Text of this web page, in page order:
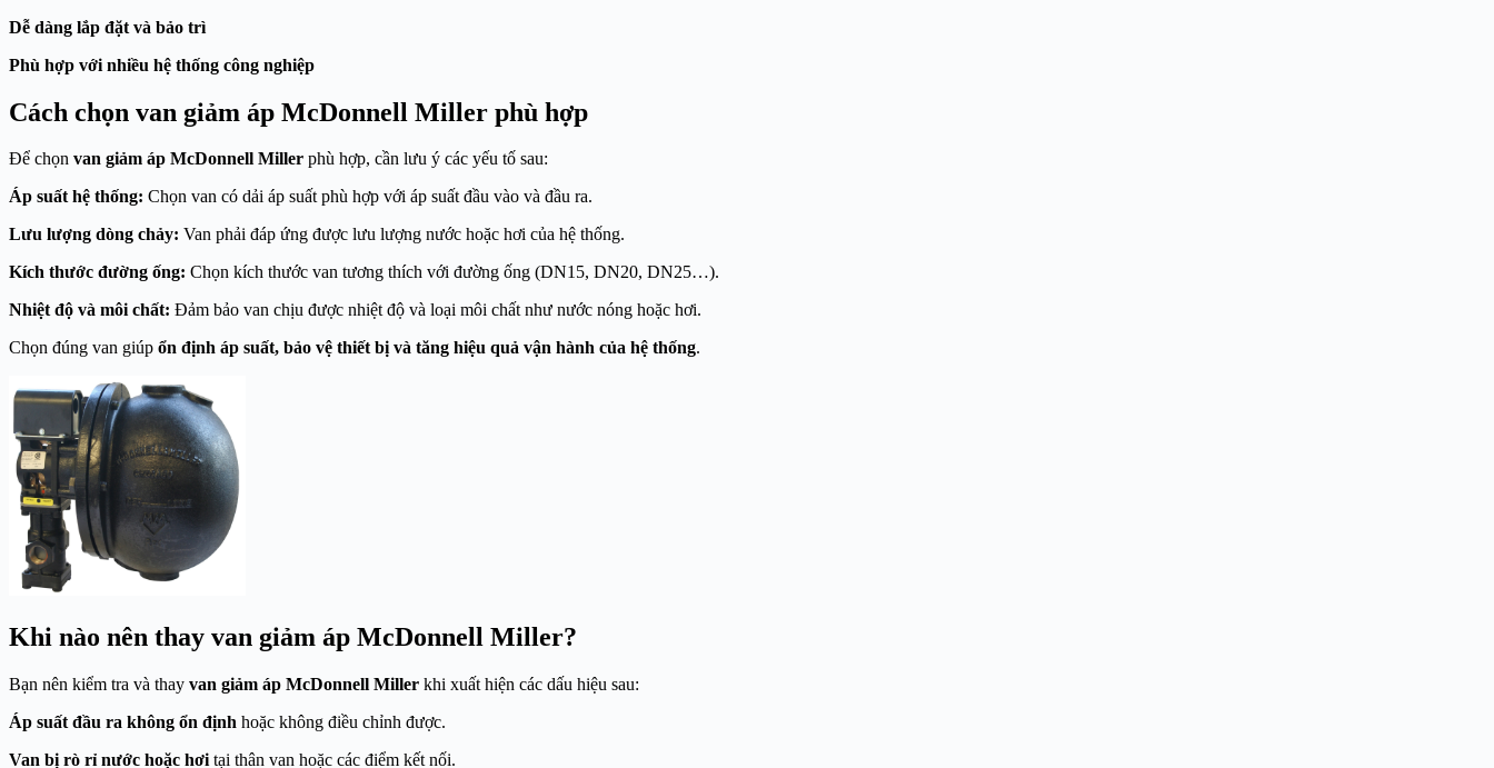
Dễ dàng lắp đặt và bảo trì
Phù hợp với nhiều hệ thống công nghiệp
Cách chọn van giảm áp McDonnell Miller phù hợp
Để chọn van giảm áp McDonnell Miller phù hợp, cần lưu ý các yếu tố sau:
Áp suất hệ thống: Chọn van có dải áp suất phù hợp với áp suất đầu vào và đầu ra.
Lưu lượng dòng chảy: Van phải đáp ứng được lưu lượng nước hoặc hơi của hệ thống.
Kích thước đường ống: Chọn kích thước van tương thích với đường ống (DN15, DN20, DN25…).
Nhiệt độ và môi chất: Đảm bảo van chịu được nhiệt độ và loại môi chất như nước nóng hoặc hơi.
Chọn đúng van giúp ổn định áp suất, bảo vệ thiết bị và tăng hiệu quả vận hành của hệ thống.
Khi nào nên thay van giảm áp McDonnell Miller?
Bạn nên kiểm tra và thay van giảm áp McDonnell Miller khi xuất hiện các dấu hiệu sau:
Áp suất đầu ra không ổn định hoặc không điều chỉnh được.
Van bị rò rỉ nước hoặc hơi tại thân van hoặc các điểm kết nối.